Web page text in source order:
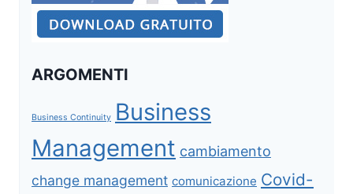
ARGOMENTI
Business Continuity Business
Management cambiamento
change management comunicazione Covid-